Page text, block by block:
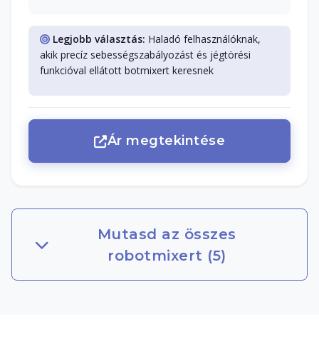
Legjobb választás: Haladó felhasználóknak,
akik precíz sebességszabályozást és jégtörési
funkcióval ellátott botmixert keresnek
Ár megtekintése
Mutasd az összes
robotmixert (5)